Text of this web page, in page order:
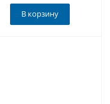
В корзину